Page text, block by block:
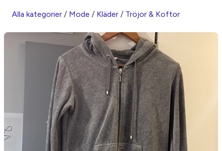
Alla kategorier / Mode / Kläder / Tröjor & Koftor